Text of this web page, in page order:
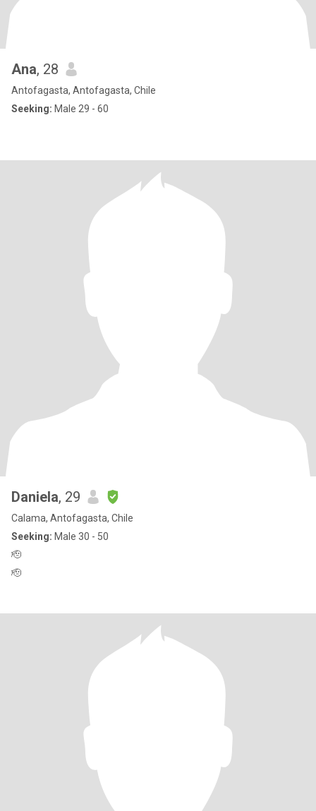
Ana, 28
Antofagasta, Antofagasta, Chile
Seeking: Male 29 - 60
Daniela, 29
Calama, Antofagasta, Chile
Seeking: Male 30 - 50
🫡
🫡